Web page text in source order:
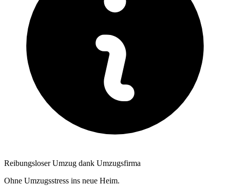
Reibungsloser Umzug dank Umzugsfirma
Ohne Umzugsstress ins neue Heim.